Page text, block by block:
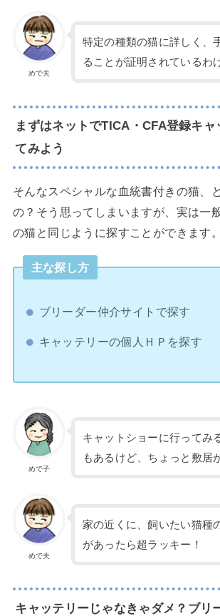
めで夫
特定の種類の猫に詳しく、
ることが証明されているわ
まずはネットでTICA・CFA登録キャ
てみよう
そんなスペシャルな血統書付きの猫、
の？そう思ってしまいますが、実は一
の猫と同じように探すことができます。
主な探し方
ブリーダー仲介サイトで探す
キャッテリーの個人ＨＰを探す
めで子
キャットショーに行ってみ
もあるけど、ちょっと敷居
めで夫
家の近くに、飼いたい猫種
があったら超ラッキー！
キャッテリーじゃなきゃダメ？ブリ